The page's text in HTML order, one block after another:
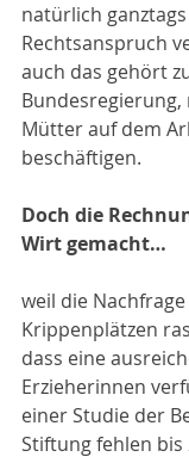
natürlich
Rechtsanspruch
auch das gehört
Mütter auf dem
beschäftigen.
Doch die
Wirt gemacht…
weil die
Krippenplätzen
dass eine
Erzieherinnen
einer Studie der
Stiftung fehlen bis